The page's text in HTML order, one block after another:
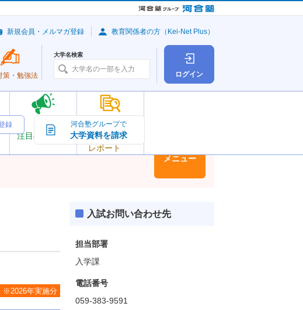
ログイン
注目の大学
大学の今
トピック＆
レポート
・ 勉強法
大学名検索
新規会員・メルマガ登録 教育関係者の方（Kei-Net Plus）
録 河合塾グループで
大学資料を請求
メニュー
※2026年実施分
入試お問い合わせ先
担当部署
入学課
電話番号
059-383-9591